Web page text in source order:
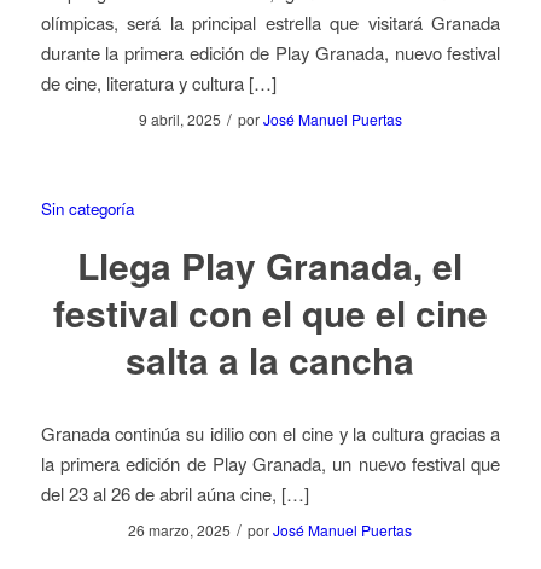
olímpicas, será la principal estrella que visitará Granada
durante la primera edición de Play Granada, nuevo festival
de cine, literatura y cultura […]
9 abril, 2025 / porJosé Manuel Puertas
Sin categoría
Llega Play Granada, el
festival con el que el cine
salta a la cancha
Granada continúa su idilio con el cine y la cultura gracias a
la primera edición de Play Granada, un nuevo festival que
del 23 al 26 de abril aúna cine, […]
26 marzo, 2025 / porJosé Manuel Puertas